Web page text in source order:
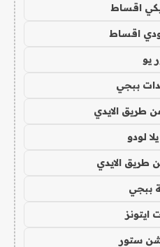
اقساط
اقساط
يو
ببجي
طريق الايدي
لودو
الايدي
ببجي
ايتونز
ستور